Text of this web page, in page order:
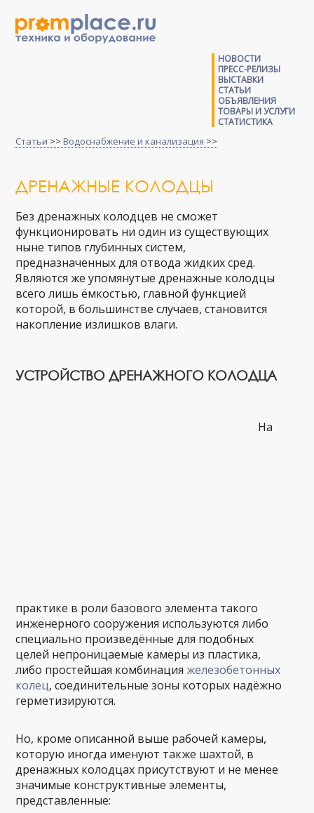
НОВОСТИ
ПРЕСС-РЕЛИЗЫ
ВЫСТАВКИ
СТАТЬИ
ОБЪЯВЛЕНИЯ
ТОВАРЫ И УСЛУГИ
СТАТИСТИКА
Статьи >> Водоснабжение и канализация >>
ДРЕНАЖНЫЕ КОЛОДЦЫ
Без дренажных колодцев не сможет
функционировать ни один из существующих
ныне типов глубинных систем,
предназначенных для отвода жидких сред.
Являются же упомянутые дренажные колодцы
всего лишь ёмкостью, главной функцией
которой, в большинстве случаев, становится
накопление излишков влаги.
УСТРОЙСТВО ДРЕНАЖНОГО КОЛОДЦА
На
практике в роли базового элемента такого
инженерного сооружения используются либо
специально произведённые для подобных
целей непроницаемые камеры из пластика,
либо простейшая комбинацияжелезобетонных
колец, соединительные зоны которых надёжно
герметизируются.
Но, кроме описанной выше рабочей камеры,
которую иногда именуют также шахтой, в
дренажных колодцах присутствуют и не менее
значимые конструктивные элементы,
представленные: